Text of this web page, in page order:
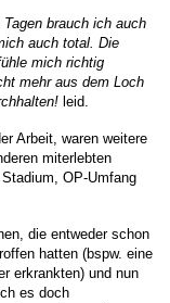
brauch ich auch
auch total. Die
mich richtig
mehr aus dem Loch
leid.
Arbeit, waren weitere
miterlebten
OP-Umfang
die entweder schon
hatten (bspw. eine
erkrankten) und nun
es doch